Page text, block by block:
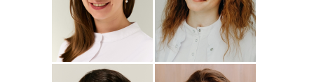
Подробнее
Анастасия
Детский невролог
Подробнее
Егорова
Ирина
Невролог